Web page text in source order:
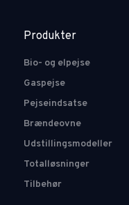
Produkter
Bio- og elpejse
Gaspejse
Pejseindsatse
Brændeovne
Udstillingsmodeller
Totalløsninger
Tilbehør